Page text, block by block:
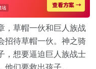
，草帽一伙和巨人族战
招待草帽一伙。神之骑
，想要逼迫巨人族战士
们要救出孩子。